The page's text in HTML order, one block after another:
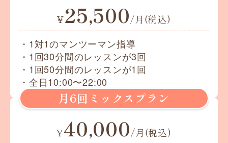
¥25,500/月(税込)
・1対1のマンツーマン指導
・1回30分間のレッスンが3回
・1回50分間のレッスンが1回
・全日10:00〜22:00
月6回ミックスプラン
¥40,000/月(税込)